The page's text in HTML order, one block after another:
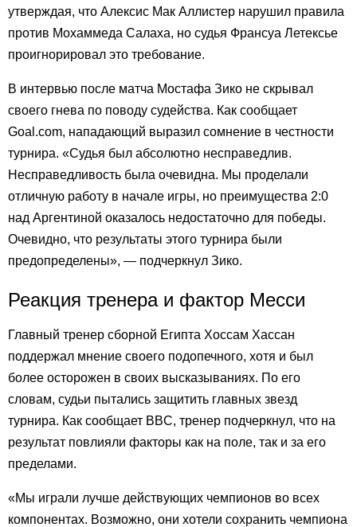
утверждая, что Алексис Мак Аллистер нарушил правила
против Мохаммеда Салаха, но судья Франсуа Летексье
проигнорировал это требование.
В интервью после матча Мостафа Зико не скрывал
своего гнева по поводу судейства. Как сообщает
Goal.com, нападающий выразил сомнение в честности
турнира. «Судья был абсолютно несправедлив.
Несправедливость была очевидна. Мы проделали
отличную работу в начале игры, но преимущества 2:0
над Аргентиной оказалось недостаточно для победы.
Очевидно, что результаты этого турнира были
предопределены», — подчеркнул Зико.
Реакция тренера и фактор Месси
Главный тренер сборной Египта Хоссам Хассан
поддержал мнение своего подопечного, хотя и был
более осторожен в своих высказываниях. По его
словам, судьи пытались защитить главных звезд
турнира. Как сообщает BBC, тренер подчеркнул, что на
результат повлияли факторы как на поле, так и за его
пределами.
«Мы играли лучше действующих чемпионов во всех
компонентах. Возможно, они хотели сохранить чемпиона